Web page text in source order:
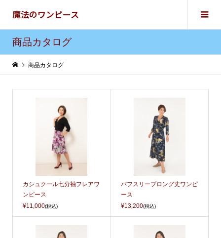
魔法のワンピース
商品カタログ
商品カタログ
カシュクール七分袖フレアワ
ンピース
¥11,000(税込)
パフスリーブロング丈ワンピ
ース
¥13,200(税込)